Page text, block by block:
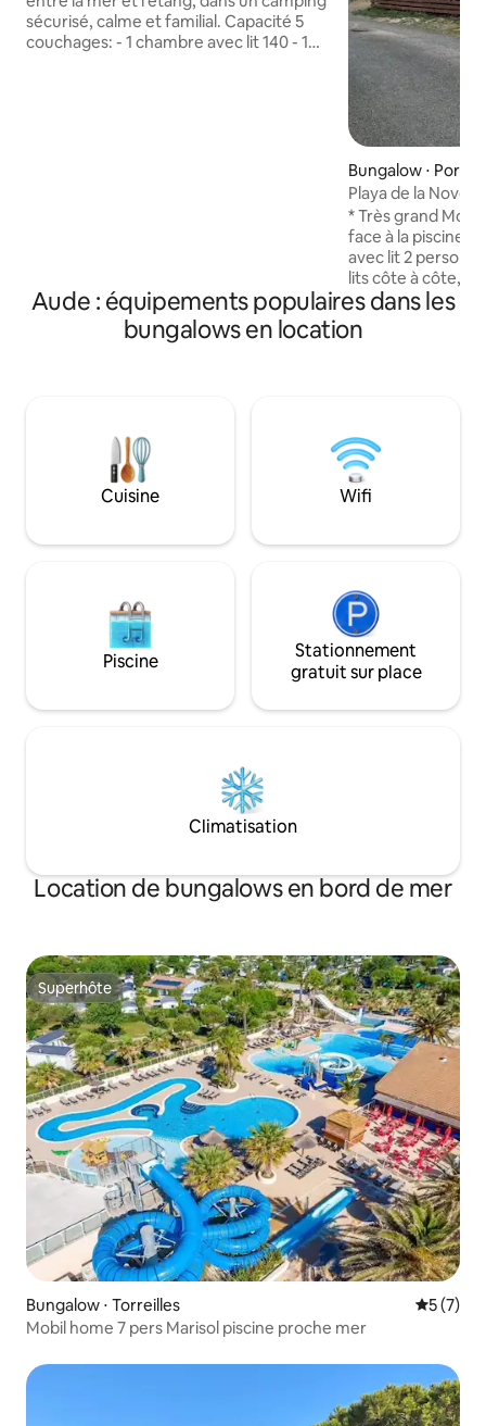
sécurisé, calme et familial. Capacité 5
couchages: - 1 chambre avec lit 140 - 1
Bungalow ⋅ Port-
Playa de la Novela
* Très grand
face à la piscine ! 3
avec lit 2
lits côte à côte, et
superposés) POUR 4 ADULTES ET 2
ENFANTS * Très nombreux rangements !
Terrasse 1/2 couverte avec brise vue/
prise en main des
animateurs Plage
Aude : équipements populaires dans les
bungalows en location
Cuisine Wifi
Piscine
Stationnement
gratuit sur place
Climatisation
Location de bungalows en bord de mer
Superhôte
Superhôte
Bungalow ⋅ Torreilles
5 (7)
Mobil home 7 pers Marisol piscine proche mer